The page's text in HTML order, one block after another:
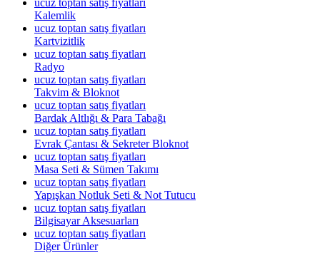
Kalemlik
ucuz toptan satış fiyatları
Kartvizitlik
ucuz toptan satış fiyatları
Radyo
ucuz toptan satış fiyatları
Takvim & Bloknot
ucuz toptan satış fiyatları
Bardak Altlığı & Para Tabağı
ucuz toptan satış fiyatları
Evrak Çantası & Sekreter Bloknot
ucuz toptan satış fiyatları
Masa Seti & Sümen Takımı
ucuz toptan satış fiyatları
Yapışkan Notluk Seti & Not Tutucu
ucuz toptan satış fiyatları
Bilgisayar Aksesuarları
ucuz toptan satış fiyatları
Diğer Ürünler